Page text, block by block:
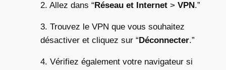
2. Allez dans “Réseau et Internet > VPN.”
3. Trouvez le VPN que vous souhaitez
désactiver et cliquez sur “Déconnecter.”
4. Vérifiez également votre navigateur si